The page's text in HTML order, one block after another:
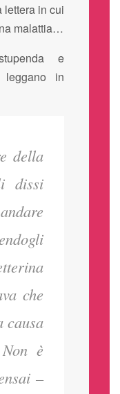
lettera in cui
malattia…
e
leggano in
della
dissi
che
causa
è
–